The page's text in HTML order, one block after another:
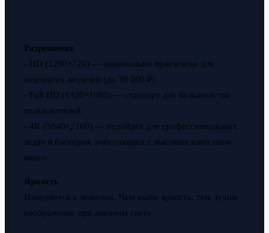
Разрешение
- HD (1280×720) — минимально приемлемо для
недорогих моделей (до 30 000 ₽).
- Full HD (1920×1080) — стандарт для большинства
пользователей.
- 4K (3840×2160) — подойдёт для профессиональных
задач и блогеров, работающих с высоким качеством
видео.
Яркость
Измеряется в люменах. Чем выше яркость, тем лучше
изображение при дневном свете.